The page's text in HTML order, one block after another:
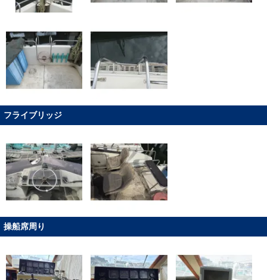
フライブリッジ
操船席周り